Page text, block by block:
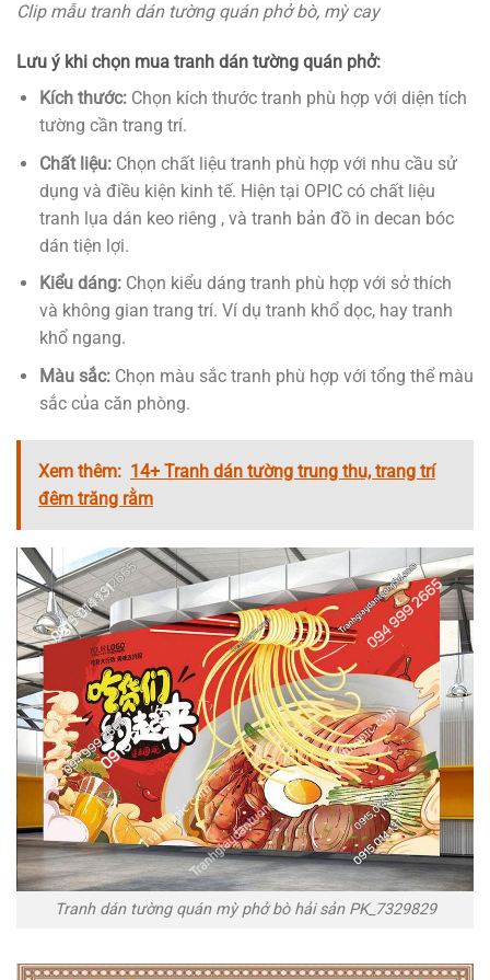
Clip mẫu tranh dán tường quán phở bò, mỳ cay
Lưu ý khi chọn mua tranh dán tường quán phở:
Kích thước:Chọn kích thước tranh phù hợp với diện tích
tường cần trang trí.
Chất liệu:Chọn chất liệu tranh phù hợp với nhu cầu sử
dụng và điều kiện kinh tế. Hiện tại OPIC có chất liệu
tranh lụa dán keo riêng , và tranh bản đồ in decan bóc
dán tiện lợi.
Kiểu dáng:Chọn kiểu dáng tranh phù hợp với sở thích
và không gian trang trí. Ví dụ tranh khổ dọc, hay tranh
khổ ngang.
Màu sắc:Chọn màu sắc tranh phù hợp với tổng thể màu
sắc của căn phòng.
Xem thêm: 14+ Tranh dán tường trung thu, trang trí
đêm trăng rằm
Tranh dán tường quán mỳ phở bò hải sản PK_7329829